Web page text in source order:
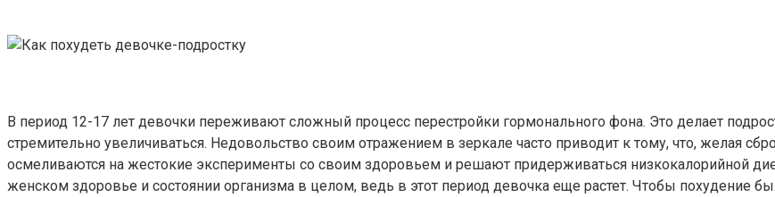
В период 12-17 лет девочки переживают сложный процесс перестройки гормонального фона. Это делает
стремительно увеличиваться. Недовольство своим отражением в зеркале часто приводит к тому, что, желая
осмеливаются на жестокие эксперименты со своим здоровьем и решают придерживаться низкокалорийной
женском здоровье и состоянии организма в целом, ведь в этот период девочка еще растет. Чтобы похудение